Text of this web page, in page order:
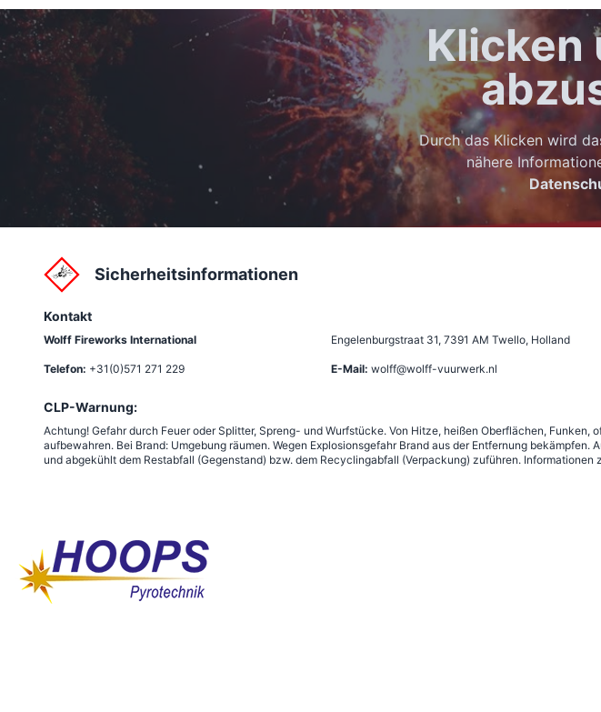
Klicken
Durch das Klicken wird
nähere
Sicherheitsinformationen
Kontakt
Wolff Fireworks International Engelenburgstraat 31, 7391 AM Twello, Holland
Telefon: +31(0)571 271 229 E-Mail: wolff@wolff-vuurwerk.nl
CLP-Warnung:
Achtung! Gefahr durch Feuer oder Splitter, Spreng- und Wurfstücke. Von Hitze, heißen Oberflächen,
aufbewahren. Bei Brand: Umgebung räumen. Wegen Explosionsgefahr Brand aus der Entfernung
und abgekühlt dem Restabfall (Gegenstand) bzw. dem Recyclingabfall (Verpackung) zuführen.